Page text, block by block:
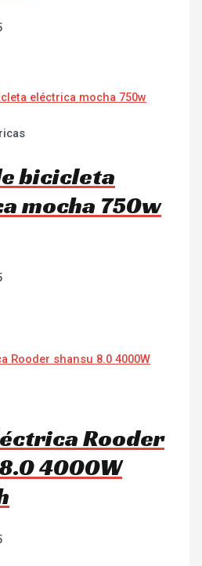
bicicleta
mocha 750w
Rooder
4000W